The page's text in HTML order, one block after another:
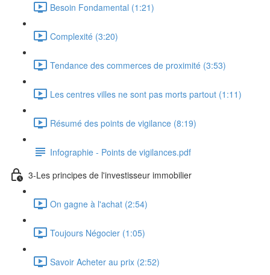
Besoin Fondamental (1:21)
Complexité (3:20)
Tendance des commerces de proximité (3:53)
Les centres villes ne sont pas morts partout (1:11)
Résumé des points de vigilance (8:19)
Infographie - Points de vigilances.pdf
3-Les principes de l'investisseur immobilier
On gagne à l'achat (2:54)
Toujours Négocier (1:05)
Savoir Acheter au prix (2:52)